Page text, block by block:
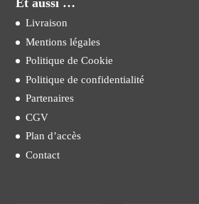
Et aussi …
Livraison
Mentions légales
Politique de Cookie
Politique de confidentialité
Partenaires
CGV
Plan d’accès
Contact